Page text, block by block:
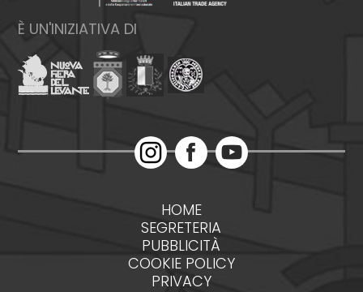
È UN'INIZIATIVA DI
HOME
SEGRETERIA
PUBBLICITÀ
COOKIE POLICY
PRIVACY